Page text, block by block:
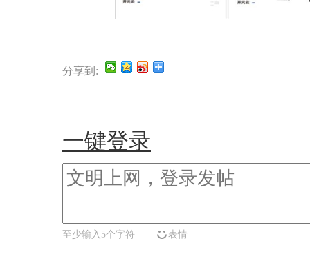
分享到:
一键登录
至少输入5个字符 表情